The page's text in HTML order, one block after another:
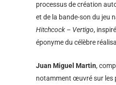
processus de création
et de la bande-son du jeu
Hitchcock – Vertigo,
éponyme du célèbre
Juan Miguel Martin,
notamment œuvré sur les